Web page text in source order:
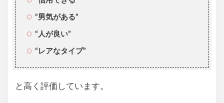
“男気がある”
“人が良い”
“レアなタイプ”
と高く評価しています。